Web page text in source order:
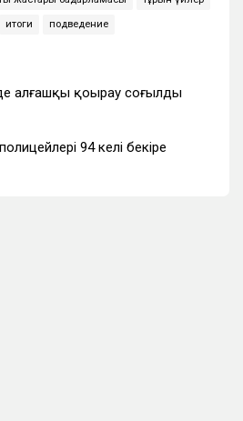
итоги подведение
алғашқы қоңырау соғылды
94 келі бекіре